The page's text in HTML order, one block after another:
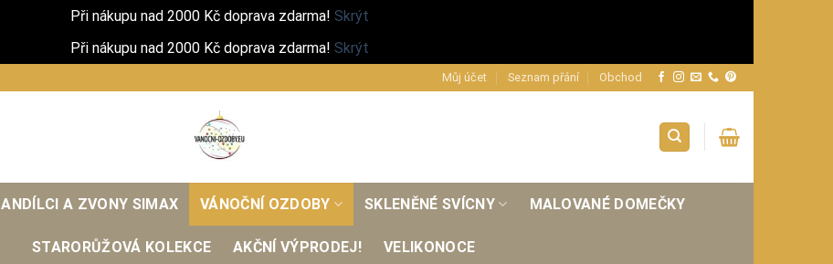
Při nákupu nad 2000 Kč doprava zdarma! Skrýt
Při nákupu nad 2000 Kč doprava zdarma! Skrýt
Můj účet Seznam přání Obchod
ANDÍLCI A ZVONY SIMAX VÁNOČNÍ OZDOBY SKLENĚNÉ SVÍCNY MALOVANÉ DOMEČKY
STARORŮŽOVÁ KOLEKCE AKČNÍ VÝPRODEJ! VELIKONOCE